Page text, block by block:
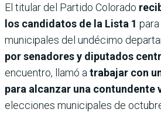
El titular del Partido Colorado
los candidatos de la Lista 1
municipales del undécimo
por senadores y diputados
encuentro, llamó a trabajar con
para alcanzar una contundente
elecciones municipales de